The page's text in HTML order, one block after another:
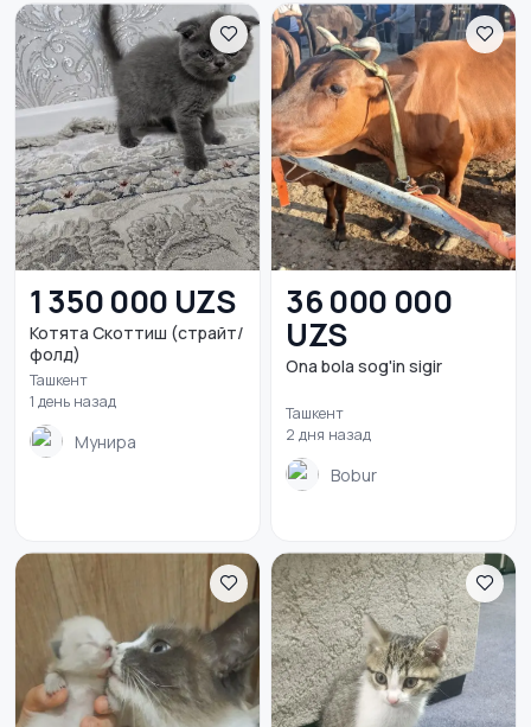
1 350 000 UZS
Котята Скоттиш (страйт/
фолд)
Ташкент
1 день назад
Мунира
36 000 000
UZS
Ona bola sog'in sigir
Ташкент
2 дня назад
Bobur